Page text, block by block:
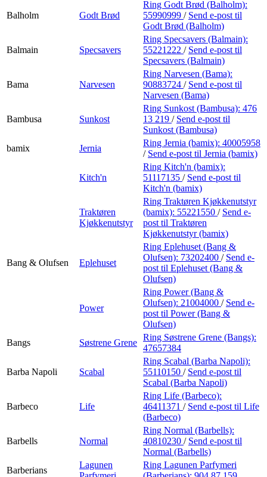
Balholm Godt Brød
Ring Godt Brød (Balholm):
55990999 / Send e-post til
Godt Brød (Balholm)
Balmain Specsavers
Ring Specsavers (Balmain):
55221222 / Send e-post til
Specsavers (Balmain)
Bama Narvesen
Ring Narvesen (Bama):
90883724 / Send e-post til
Narvesen (Bama)
Bambusa Sunkost
Ring Sunkost (Bambusa): 476
13 219 / Send e-post til
Sunkost (Bambusa)
bamix
Jernia
Ring Jernia (bamix): 40005958
/ Send e-post til Jernia (bamix)
Kitch'n
Ring Kitch'n (bamix):
51117135 / Send e-post til
Kitch'n (bamix)
Traktøren
Kjøkkenutstyr
Ring Traktøren Kjøkkenutstyr
(bamix): 55221550 / Send e-
post til Traktøren
Kjøkkenutstyr (bamix)
Bang & Olufsen Eplehuset
Ring Eplehuset (Bang &
Olufsen): 73202400 / Send e-
post til Eplehuset (Bang &
Olufsen)
Power
Ring Power (Bang &
Olufsen): 21004000 / Send e-
post til Power (Bang &
Olufsen)
Bangs
Søstrene Grene
Ring Søstrene Grene (Bangs):
47657384
Barba Napoli Scabal
Ring Scabal (Barba Napoli):
55110150 / Send e-post til
Scabal (Barba Napoli)
Barbeco Life
Ring Life (Barbeco):
46411371 / Send e-post til Life
(Barbeco)
Barbells Normal
Ring Normal (Barbells):
40810230 / Send e-post til
Normal (Barbells)
Barberians
Lagunen
Ring Lagunen Parfymeri